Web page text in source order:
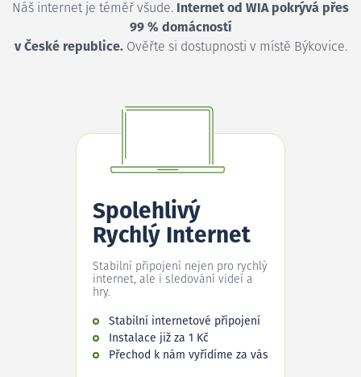
Náš internet je téměř všude. Internet od WIA pokrývá přes
99 % domácností
v České republice.Ověřte si dostupnosti v místě Býkovice.
Spolehlivý
Rychlý Internet
Stabilní připojení nejen pro rychlý
internet, ale i sledování videí a
hry.
Stabilní internetové připojení
Instalace již za 1 Kč
Přechod k nám vyřídíme za vás